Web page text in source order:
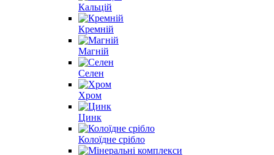
Кальцій
Кремній
Магній
Селен
Хром
Цинк
Колоїдне срібло